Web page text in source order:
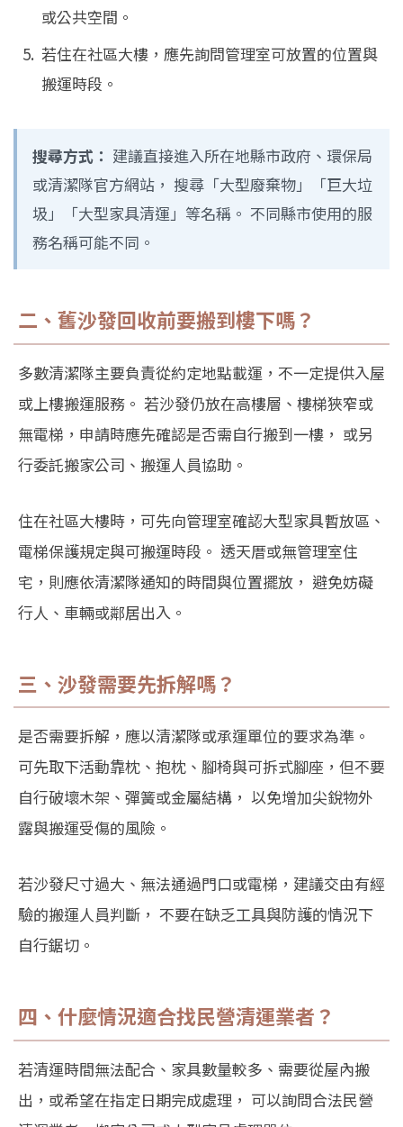
或公共空間。
若住在社區大樓，應先詢問管理室可放置的位置與
搬運時段。
搜尋方式： 建議直接進入所在地縣市政府、環保局
或清潔隊官方網站， 搜尋「大型廢棄物」「巨大垃
圾」「大型家具清運」等名稱。 不同縣市使用的服
務名稱可能不同。
二、舊沙發回收前要搬到樓下嗎？
多數清潔隊主要負責從約定地點載運，不一定提供入屋
或上樓搬運服務。 若沙發仍放在高樓層、樓梯狹窄或
無電梯，申請時應先確認是否需自行搬到一樓， 或另
行委託搬家公司、搬運人員協助。
住在社區大樓時，可先向管理室確認大型家具暫放區、
電梯保護規定與可搬運時段。 透天厝或無管理室住
宅，則應依清潔隊通知的時間與位置擺放， 避免妨礙
行人、車輛或鄰居出入。
三、沙發需要先拆解嗎？
是否需要拆解，應以清潔隊或承運單位的要求為準。
可先取下活動靠枕、抱枕、腳椅與可拆式腳座，但不要
自行破壞木架、彈簧或金屬結構， 以免增加尖銳物外
露與搬運受傷的風險。
若沙發尺寸過大、無法通過門口或電梯，建議交由有經
驗的搬運人員判斷， 不要在缺乏工具與防護的情況下
自行鋸切。
四、什麼情況適合找民營清運業者？
若清運時間無法配合、家具數量較多、需要從屋內搬
出，或希望在指定日期完成處理， 可以詢問合法民營